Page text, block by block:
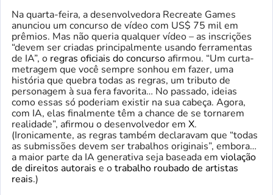
Na quarta-feira, a desenvolvedora Recreate Games
anunciou um concurso de vídeo com US$ 75 mil em
prêmios. Mas não queria qualquer vídeo – as inscrições
“devem ser criadas principalmente usando ferramentas
de IA”, o regras oficiais do concurso afirmou. “Um curta-
metragem que você sempre sonhou em fazer, uma
história que quebra todas as regras, um tributo de
personagem à sua fera favorita… No passado, ideias
como essas só poderiam existir na sua cabeça. Agora,
com IA, elas finalmente têm a chance de se tornarem
realidade”, afirmou o desenvolvedor em X.
(Ironicamente, as regras também declaravam que “todas
as submissões devem ser trabalhos originais”, embora…
a maior parte da IA ​​generativa seja baseada em violação
de direitos autorais e otrabalho roubado de artistas
reais.)